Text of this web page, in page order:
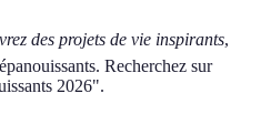
des projets de vie inspirants,
Recherchez sur
2026".